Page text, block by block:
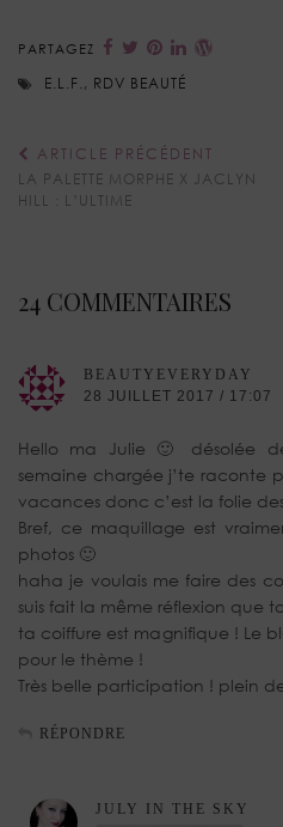
PARTAGEZ
E.L.F. , RDV BEAUTÉ
ARTICLE PRÉCÉDENT
LA PALETTE MORPHE X JACLYN
HILL : L’ULTIME
24 COMMENTAIRES
BEAUTYEVERYDAY
28 JUILLET 2017 / 17:07
Hello ma Julie 🙂 désolée
semaine chargée j’te raconte
vacances donc c’est la folie
Bref, ce maquillage est
photos 🙂
haha je voulais me faire des
suis fait la même réflexion que
ta coiffure est magnifique ! Le
pour le thème !
Très belle participation ! plein
RÉPONDRE
JULY IN THE SKY